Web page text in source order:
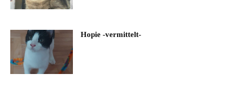
Hopie -vermittelt-